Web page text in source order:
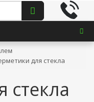
для стекла
стекла